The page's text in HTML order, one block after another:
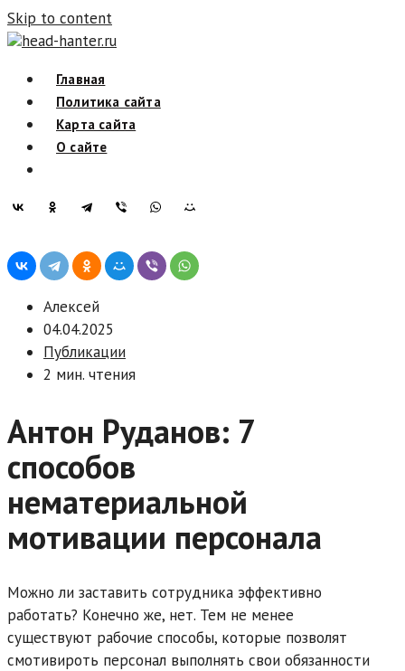
Skip to content
head-hanter.ru
Главная
Политика сайта
Карта сайта
О сайте
Алексей
04.04.2025
Публикации
2 мин. чтения
Антон Руданов: 7
способов
нематериальной
мотивации персонала
Можно ли заставить сотрудника эффективно
работать? Конечно же, нет. Тем не менее
существуют рабочие способы, которые позволят
смотивироть персонал выполнять свои обязанности